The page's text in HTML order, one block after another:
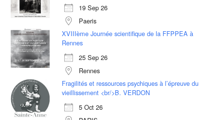
19 Sep 26
Paeris
XVIIIème Journée scientifique de la FFPPEA à
Rennes
25 Sep 26
Rennes
Fragilités et ressources psychiques à l’épreuve du
vieillissement <br/>B. VERDON
5 Oct 26